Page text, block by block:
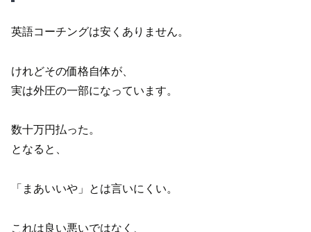
英語コーチングは安くありません。
けれどその価格自体が、
実は外圧の一部になっています。
数十万円払った。
となると、
「まあいいや」とは言いにくい。
これは良い悪いではなく、